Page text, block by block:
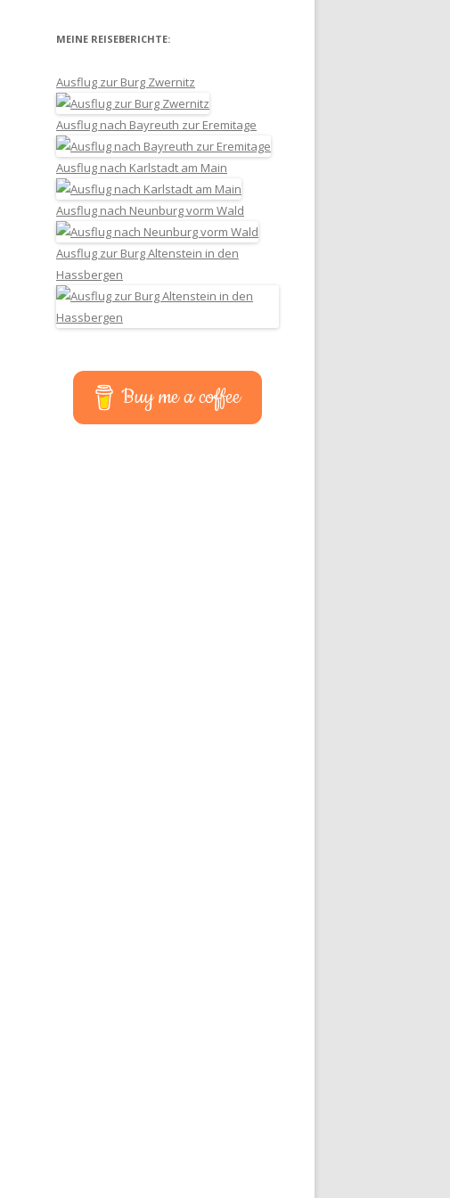
MEINE REISEBERICHTE:
Ausflug zur Burg Zwernitz
Ausflug nach Bayreuth zur Eremitage
Ausflug nach Karlstadt am Main
Ausflug nach Neunburg vorm Wald
Ausflug zur Burg Altenstein in den
Hassbergen
Buy me a coffee